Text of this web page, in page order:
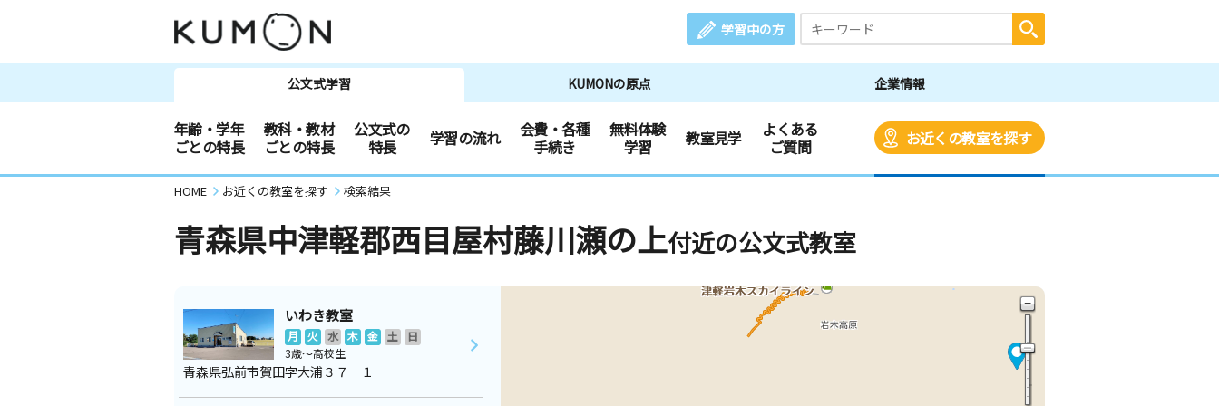
学習中の方
公文式学習 KUMONの原点 企業情報
年齢・学年
ごとの特長
教科・教材
ごとの特長
公文式の
特長
学習の流れ
会費・各種
手続き
無料体験
学習
教室見学
よくある
ご質問
お近くの教室を探す
HOME お近くの教室を探す 検索結果
青森県中津軽郡西目屋村藤川瀬の上付近の公文式教室
いわき教室
月 火 水 木 金 土
日
3歳～高校生
青森県弘前市賀田字大浦３７－１